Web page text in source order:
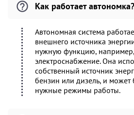
Как работает автономка?
Автономная система
внешнего источника
нужную функцию,
электроснабжение. Она
собственный источник
бензин или дизель, и может
нужные режимы работы.